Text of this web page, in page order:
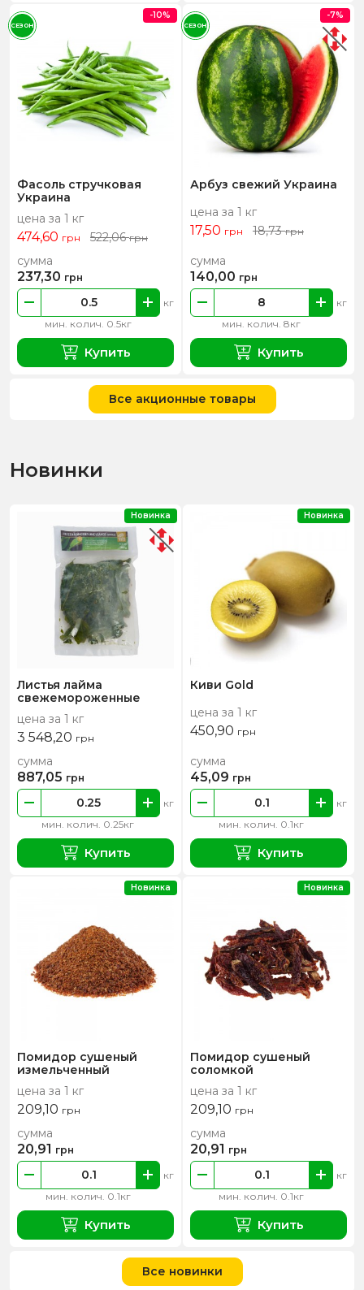
Фасоль стручковая
Украина
цена за 1 кг
474,60 грн 522,06грн
мин. колич. 0.5кг
кг
сумма
237,30 грн
Купить
-10%
СЕЗОН
Арбуз свежий Украина
цена за 1 кг
17,50 грн 18,73грн
мин. колич. 8кг
кг
сумма
140,00 грн
Купить
-7%
СЕЗОН
Все акционные товары
Новинки
Листья лайма
свежемороженные
цена за 1 кг
3 548,20 грн
мин. колич. 0.25кг
кг
сумма
887,05 грн
Купить
Новинка
Киви Gold
цена за 1 кг
450,90 грн
мин. колич. 0.1кг
кг
сумма
45,09 грн
Купить
Новинка
Помидор сушеный
измельченный
цена за 1 кг
209,10 грн
мин. колич. 0.1кг
кг
сумма
20,91 грн
Купить
Новинка
Помидор сушеный
соломкой
цена за 1 кг
209,10 грн
мин. колич. 0.1кг
кг
сумма
20,91 грн
Купить
Новинка
Все новинки